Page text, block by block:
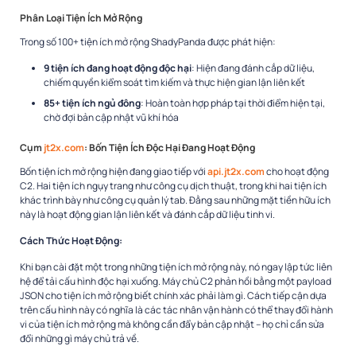
Phân Loại Tiện Ích Mở Rộng
Trong số 100+ tiện ích mở rộng ShadyPanda được phát hiện:
9 tiện ích đang hoạt động độc hại: Hiện đang đánh cắp dữ liệu,
chiếm quyền kiểm soát tìm kiếm và thực hiện gian lận liên kết​
85+ tiện ích ngủ đông: Hoàn toàn hợp pháp tại thời điểm hiện tại,
chờ đợi bản cập nhật vũ khí hóa​
Cụm jt2x.com: Bốn Tiện Ích Độc Hại Đang Hoạt Động
Bốn tiện ích mở rộng hiện đang giao tiếp vớiapi.jt2x.comcho hoạt động
C2. Hai tiện ích ngụy trang như công cụ dịch thuật, trong khi hai tiện ích
khác trình bày như công cụ quản lý tab. Đằng sau những mặt tiền hữu ích
này là hoạt động gian lận liên kết và đánh cắp dữ liệu tinh vi.​
Cách Thức Hoạt Động:
Khi bạn cài đặt một trong những tiện ích mở rộng này, nó ngay lập tức liên
hệ để tải cấu hình độc hại xuống. Máy chủ C2 phản hồi bằng một payload
JSON cho tiện ích mở rộng biết chính xác phải làm gì. Cách tiếp cận dựa
trên cấu hình này có nghĩa là các tác nhân vận hành có thể thay đổi hành
vi của tiện ích mở rộng mà không cần đẩy bản cập nhật – họ chỉ cần sửa
đổi những gì máy chủ trả về.​